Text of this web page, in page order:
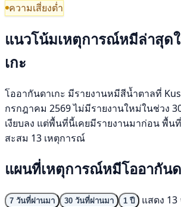
ความเสี่ยงต่ำ
แนวโน้มเหตุการณ์หมีล่าสุด
เกะ
โออากันดาเกะ มีรายงานหมีสีน้ำตาลที่
กรกฎาคม 2569 ไม่มีรายงานใหม่ในช่วง
เงียบลง แต่พื้นที่นี้เคยมีรายงานมาก่อน พื้
สะสม 13 เหตุการณ์
แผนที่เหตุการณ์หมีโออากันด
7 วันที่ผ่านมา 30 วันที่ผ่านมา 1 ปี
แสดง 13